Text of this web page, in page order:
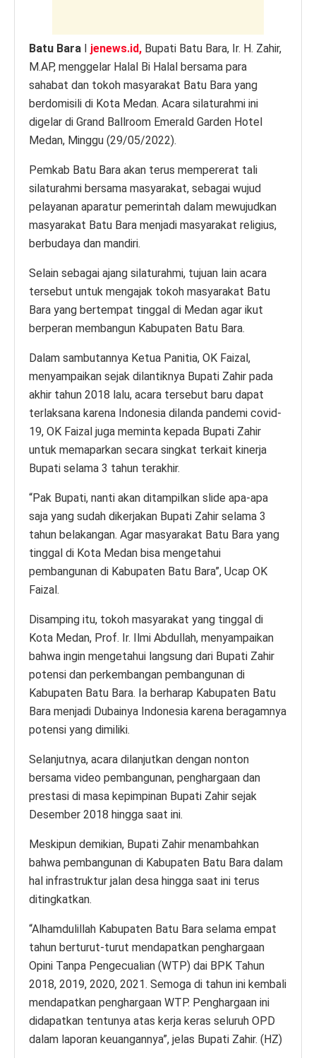
Batu Bara jenews.id, Bupati Batu Bara, Ir. H. Zahir,
M.AP, menggelar Halal Bi Halal bersama para
sahabat dan tokoh masyarakat Batu Bara yang
berdomisili di Kota Medan. Acara silaturahmi ini
digelar di Grand Ballroom Emerald Garden Hotel
Medan, Minggu (29/05/2022).
Pemkab Batu Bara akan terus mempererat tali
silaturahmi bersama masyarakat, sebagai wujud
pelayanan aparatur pemerintah dalam mewujudkan
masyarakat Batu Bara menjadi masyarakat religius,
berbudaya dan mandiri.
Selain sebagai ajang silaturahmi, tujuan lain acara
tersebut untuk mengajak tokoh masyarakat Batu
Bara yang bertempat tinggal di Medan agar ikut
berperan membangun Kabupaten Batu Bara.
Dalam sambutannya Ketua Panitia, OK Faizal,
menyampaikan sejak dilantiknya Bupati Zahir pada
akhir tahun 2018 lalu, acara tersebut baru dapat
terlaksana karena Indonesia dilanda pandemi covid-
19, OK Faizal juga meminta kepada Bupati Zahir
untuk memaparkan secara singkat terkait kinerja
Bupati selama 3 tahun terakhir.
“Pak Bupati, nanti akan ditampilkan slide apa-apa
saja yang sudah dikerjakan Bupati Zahir selama 3
tahun belakangan. Agar masyarakat Batu Bara yang
tinggal di Kota Medan bisa mengetahui
pembangunan di Kabupaten Batu Bara”, Ucap OK
Faizal.
Disamping itu, tokoh masyarakat yang tinggal di
Kota Medan, Prof. Ir. Ilmi Abdullah, menyampaikan
bahwa ingin mengetahui langsung dari Bupati Zahir
potensi dan perkembangan pembangunan di
Kabupaten Batu Bara. Ia berharap Kabupaten Batu
Bara menjadi Dubainya Indonesia karena beragamnya
potensi yang dimiliki.
Selanjutnya, acara dilanjutkan dengan nonton
bersama video pembangunan, penghargaan dan
prestasi di masa kepimpinan Bupati Zahir sejak
Desember 2018 hingga saat ini.
Meskipun demikian, Bupati Zahir menambahkan
bahwa pembangunan di Kabupaten Batu Bara dalam
hal infrastruktur jalan desa hingga saat ini terus
ditingkatkan.
“Alhamdulillah Kabupaten Batu Bara selama empat
tahun berturut-turut mendapatkan penghargaan
Opini Tanpa Pengecualian (WTP) dai BPK Tahun
2018, 2019, 2020, 2021. Semoga di tahun ini kembali
mendapatkan penghargaan WTP. Penghargaan ini
didapatkan tentunya atas kerja keras seluruh OPD
dalam laporan keuangannya”, jelas Bupati Zahir. (HZ)